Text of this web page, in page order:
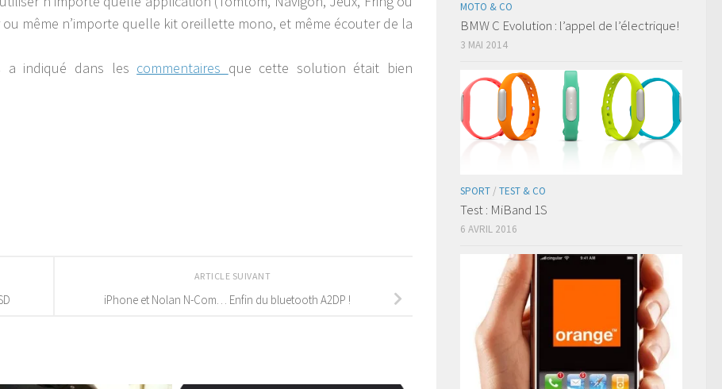
ou même n’importe quelle kit oreillette mono, et même écouter de la
a indiqué dans les commentaires que cette solution était bien
ARTICLE SUIVANT
iPhone et Nolan N-Com… Enfin du bluetooth A2DP !
MOTO & CO
BMW C Evolution : l’appel de l’électrique!
3 MAI 2014
SPORT / TEST & CO
Test : MiBand 1S
6 AVRIL 2016